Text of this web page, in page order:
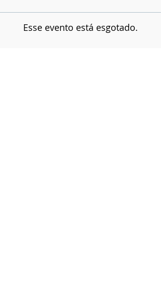
Esse evento está esgotado.